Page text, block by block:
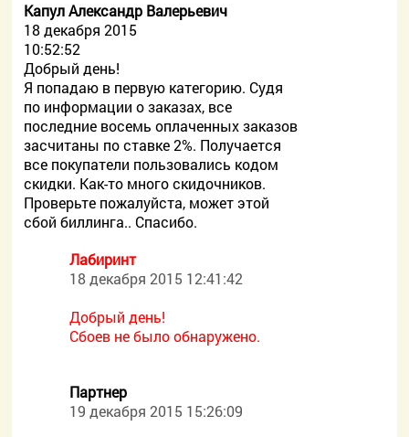
Капул Александр Валерьевич
18 декабря 2015
10:52:52
Добрый день!
Я попадаю в первую категорию. Судя
по информации о заказах, все
последние восемь оплаченных заказов
засчитаны по ставке 2%. Получается
все покупатели пользовались кодом
скидки. Как-то много скидочников.
Проверьте пожалуйста, может этой
сбой биллинга.. Спасибо.
Лабиринт
18 декабря 2015 12:41:42
Добрый день!
Сбоев не было обнаружено.
Партнер
19 декабря 2015 15:26:09